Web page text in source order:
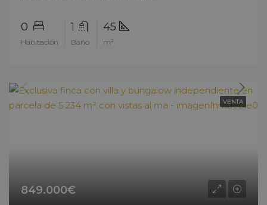
0
Habitación
1
Baño
45
m²
VENTA
849.000€